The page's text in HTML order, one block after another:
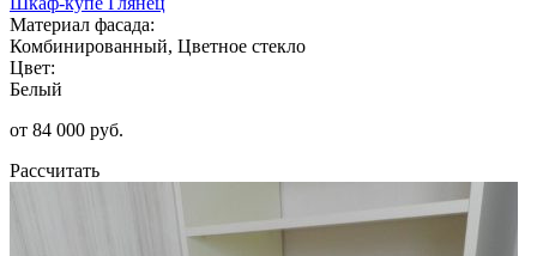
Материал фасада:
Комбинированный, Цветное стекло
Цвет:
Белый
от 84 000 руб.
Рассчитать